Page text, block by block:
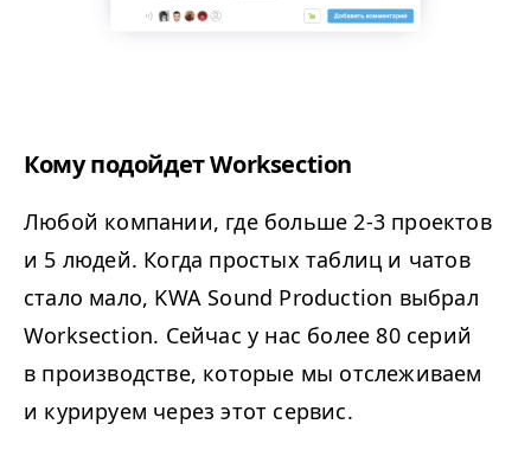
Кому подойдет Worksection
Любой компании, где больше 2-3 проектов
и 5 людей. Когда простых таблиц и чатов
стало мало, KWA Sound Production выбрал
Worksection. Сейчас у нас более 80 серий
в производстве, которые мы отслеживаем
и курируем через этот сервис.